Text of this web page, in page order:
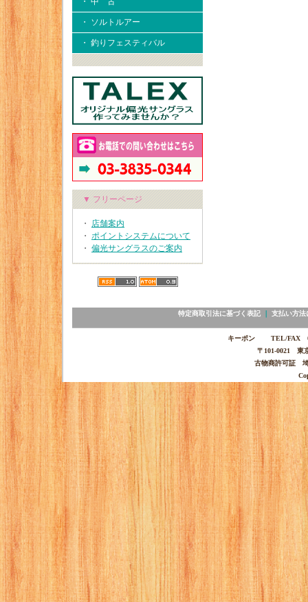
・ ソルトルアー
・ 釣りフェスティバル
▼ フリーページ
・ 店舗案内
・ ポイントシステムについて
・ 偏光サングラスのご案内
特定商取引法に基づく表記｜ 支払い方法
キーポン TEL/FAX
〒101-0021 東
古物商許可証